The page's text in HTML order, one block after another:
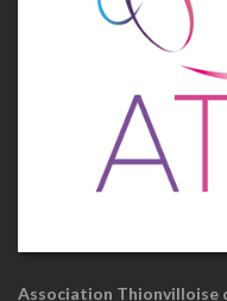
Association Thionvilloise